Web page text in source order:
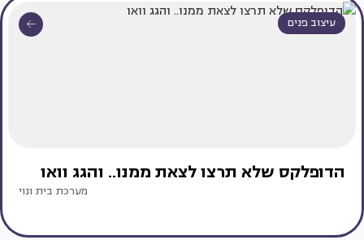
עיצוב פנים
הדופלקס שלא תרצו לצאת ממנו.. והגג וואו
מערכת בית ונוי